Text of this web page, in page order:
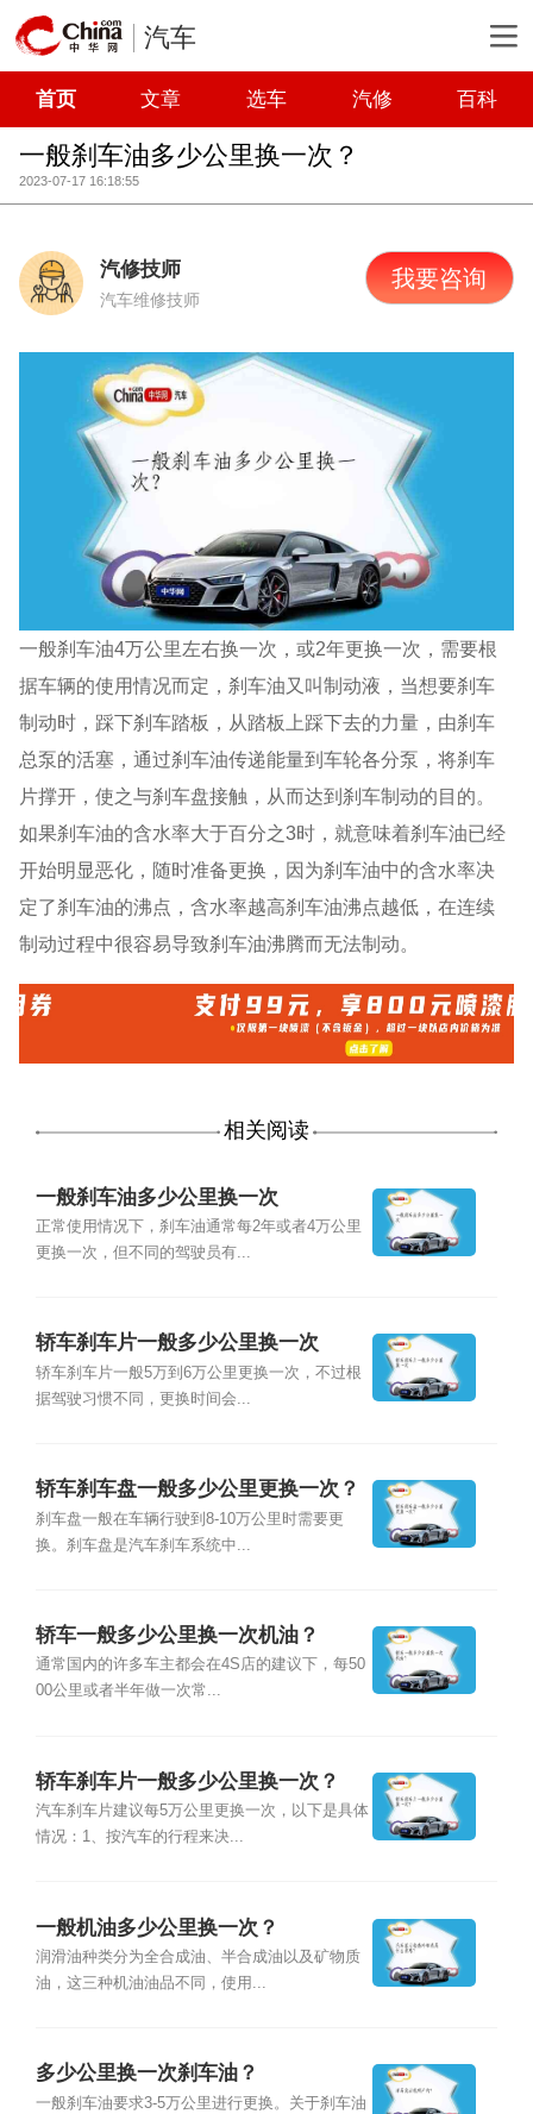
汽车
首页 文章 选车 汽修 百科
一般刹车油多少公里换一次？
2023-07-17 16:18:55
汽修技师
汽车维修技师
我要咨询
一般刹车油4万公里左右换一次，或2年更换一次，需要根
据车辆的使用情况而定，刹车油又叫制动液，当想要刹车
制动时，踩下刹车踏板，从踏板上踩下去的力量，由刹车
总泵的活塞，通过刹车油传递能量到车轮各分泵，将刹车
片撑开，使之与刹车盘接触，从而达到刹车制动的目的。
如果刹车油的含水率大于百分之3时，就意味着刹车油已经
开始明显恶化，随时准备更换，因为刹车油中的含水率决
定了刹车油的沸点，含水率越高刹车油沸点越低，在连续
制动过程中很容易导致刹车油沸腾而无法制动。
相关阅读
一般刹车油多少公里换一次
正常使用情况下，刹车油通常每2年或者4万公里
更换一次，但不同的驾驶员有...
轿车刹车片一般多少公里换一次
轿车刹车片一般5万到6万公里更换一次，不过根
据驾驶习惯不同，更换时间会...
轿车刹车盘一般多少公里更换一次？
刹车盘一般在车辆行驶到8-10万公里时需要更
换。刹车盘是汽车刹车系统中...
轿车一般多少公里换一次机油？
通常国内的许多车主都会在4S店的建议下，每50
00公里或者半年做一次常...
轿车刹车片一般多少公里换一次？
汽车刹车片建议每5万公里更换一次，以下是具体
情况：1、按汽车的行程来决...
一般机油多少公里换一次？
润滑油种类分为全合成油、半合成油以及矿物质
油，这三种机油油品不同，使用...
多少公里换一次刹车油？
一般刹车油要求3-5万公里进行更换。关于刹车油